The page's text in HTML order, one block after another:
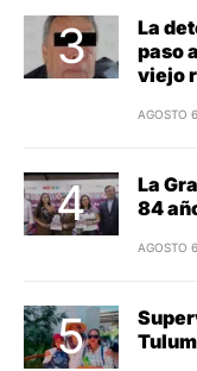
La
paso
viejo
AGOSTO
La
84
AGOSTO